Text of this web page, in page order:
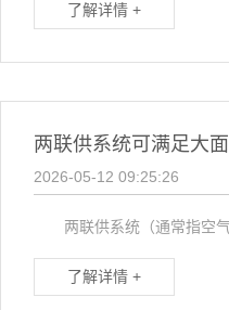
了解详情 +
两联供系统可满足大
2026-05-12 09:25:26
两联供系统（通常指空气
了解详情 +